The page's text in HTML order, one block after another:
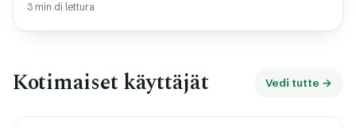
3 min di lettura
Kotimaiset käyttäjät Vedi tutte →